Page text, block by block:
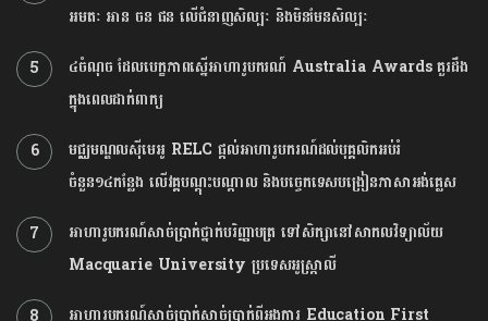
អមតៈ អាន ចន ផន លើជំនាញសិល្បៈ និងមិនមែនសិល្បៈ
5
៤ចំណុច ដែលបេក្ខភាពស្នើអាហារូបករណ៍ Australia Awards​ គួរដឹង
ក្នុងពេលដាក់ពាក្យ
6
មជ្ឈមណ្ឌលស៉ីមេអូ RELC ផ្ដល់អាហារូបករណ៍ដល់បុគ្គលិកអប់រំ
ចំនួន១៤កន្លែង លើវគ្គបណ្ដុះបណ្ដាល និងបច្ចេកទេសបង្រៀនភាសាអង់គ្លេស
7
អាហារូបករណ៍​សាច់ប្រាក់​ថ្នាក់​បរិញ្ញាបត្រ ​ទៅ​សិក្សា​នៅ​សាកលវិទ្យាល័យ​ ​
Macquarie​ ​University​ ​ប្រទេស​អូស្ត្រាលី​
អាហារូបករណ៍សាច់ប្រាក់សាច់ប្រាក់ពីអង្គការ Education First